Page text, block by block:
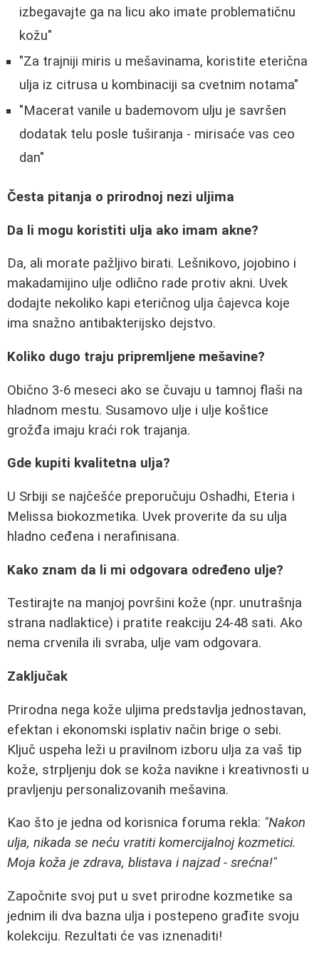
izbegavajte ga na licu ako imate problematičnu
kožu"
"Za trajniji miris u mešavinama, koristite eterična
ulja iz citrusa u kombinaciji sa cvetnim notama"
"Macerat vanile u bademovom ulju je savršen
dodatak telu posle tuširanja - mirisaće vas ceo
dan"
Česta pitanja o prirodnoj nezi uljima
Da li mogu koristiti ulja ako imam akne?
Da, ali morate pažljivo birati. Lešnikovo, jojobino i
makadamijino ulje odlično rade protiv akni. Uvek
dodajte nekoliko kapi eteričnog ulja čajevca koje
ima snažno antibakterijsko dejstvo.
Koliko dugo traju pripremljene mešavine?
Obično 3-6 meseci ako se čuvaju u tamnoj flaši na
hladnom mestu. Susamovo ulje i ulje koštice
grožđa imaju kraći rok trajanja.
Gde kupiti kvalitetna ulja?
U Srbiji se najčešće preporučuju Oshadhi, Eteria i
Melissa biokozmetika. Uvek proverite da su ulja
hladno ceđena i nerafinisana.
Kako znam da li mi odgovara određeno ulje?
Testirajte na manjoj površini kože (npr. unutrašnja
strana nadlaktice) i pratite reakciju 24-48 sati. Ako
nema crvenila ili svraba, ulje vam odgovara.
Zaključak
Prirodna negа kože uljima predstavlja jednostavan,
efektan i ekonomski isplativ način brige o sebi.
Ključ uspeha leži u pravilnom izboru ulja za vaš tip
kože, strpljenju dok se koža navikne i kreativnosti u
pravljenju personalizovanih mešavina.
Kao što je jedna od korisnica foruma rekla: "Nakon
ulja, nikada se neću vratiti komercijalnoj kozmetici.
Moja koža je zdrava, blistava i najzad - srećna!"
Započnite svoj put u svet prirodne kozmetike sa
jednim ili dva bazna ulja i postepeno građite svoju
kolekciju. Rezultati će vas iznenaditi!